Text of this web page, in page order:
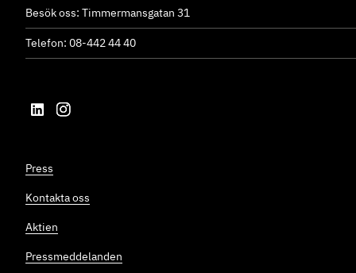
Press
Kontakta oss
Aktien
Pressmeddelanden
Besök oss: Timmermansgatan 31
Telefon: 08-442 44 40